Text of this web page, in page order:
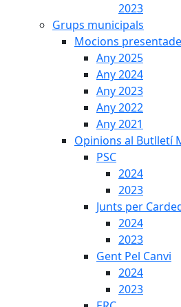
2023
Grups municipals
Mocions
Any 2025
Any 2024
Any 2023
Any 2022
Any 2021
Opinions al Butlletí
PSC
2024
2023
Junts per
2024
2023
Gent Pel Canvi
2024
2023